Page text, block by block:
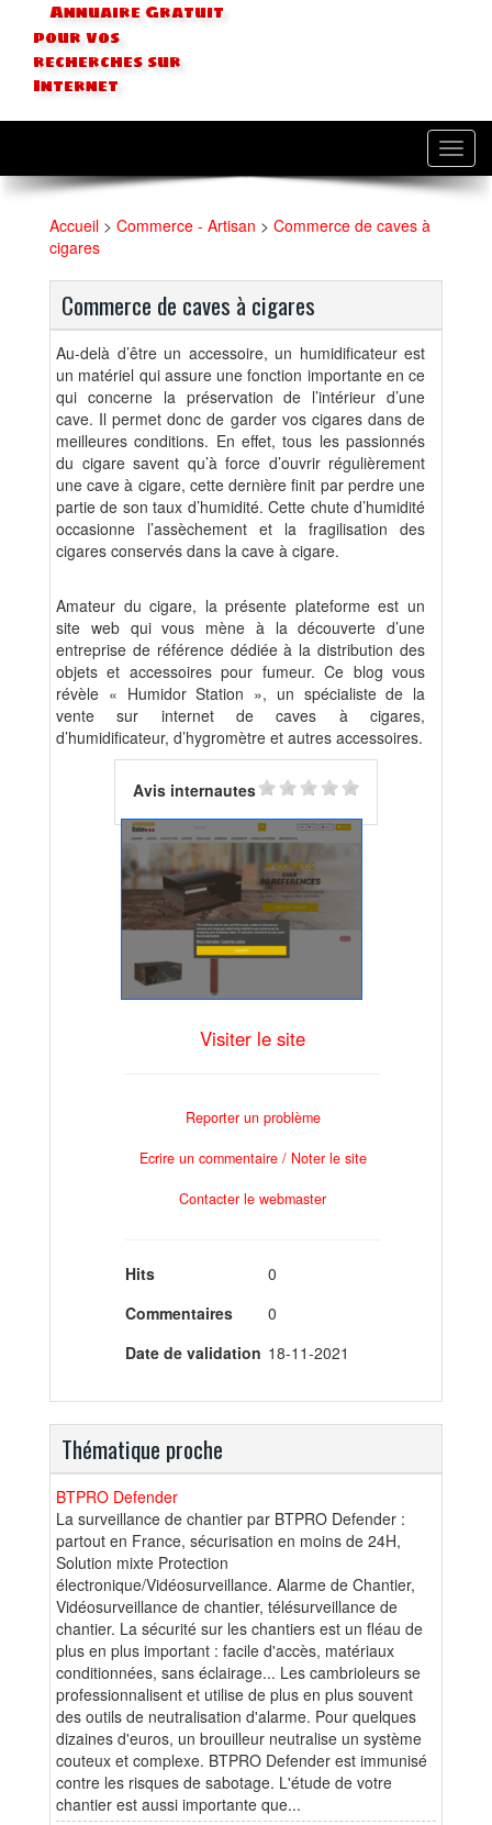
Annuaire Gratuit
pour vos
recherches sur
Internet
Accueil > Commerce - Artisan > Commerce de caves à
cigares
Commerce de caves à cigares
Au-delà d’être un accessoire, un humidificateur est
un matériel qui assure une fonction importante en ce
qui concerne la préservation de l’intérieur d’une
cave. Il permet donc de garder vos cigares dans de
meilleures conditions. En effet, tous les passionnés
du cigare savent qu’à force d’ouvrir régulièrement
une cave à cigare, cette dernière finit par perdre une
partie de son taux d’humidité. Cette chute d’humidité
occasionne l’assèchement et la fragilisation des
cigares conservés dans la cave à cigare.
Amateur du cigare, la présente plateforme est un
site web qui vous mène à la découverte d’une
entreprise de référence dédiée à la distribution des
objets et accessoires pour fumeur. Ce blog vous
révèle « Humidor Station », un spécialiste de la
vente sur internet de caves à cigares,
d’humidificateur, d’hygromètre et autres accessoires.
Avis internautes
Visiter le site
Reporter un problème
Ecrire un commentaire / Noter le site
Contacter le webmaster
Hits
0
Commentaires
0
Date de validation 18-11-2021
Thématique proche
BTPRO Defender
La surveillance de chantier par BTPRO Defender :
partout en France, sécurisation en moins de 24H,
Solution mixte Protection
électronique/Vidéosurveillance. Alarme de Chantier,
Vidéosurveillance de chantier, télésurveillance de
chantier. La sécurité sur les chantiers est un fléau de
plus en plus important : facile d'accès, matériaux
conditionnées, sans éclairage... Les cambrioleurs se
professionnalisent et utilise de plus en plus souvent
des outils de neutralisation d'alarme. Pour quelques
dizaines d'euros, un brouilleur neutralise un système
couteux et complexe. BTPRO Defender est immunisé
contre les risques de sabotage. L'étude de votre
chantier est aussi importante que...